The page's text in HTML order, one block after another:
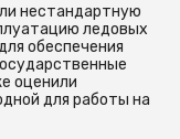
нестандартную
ледовых
обеспечения
оценили
для работы на